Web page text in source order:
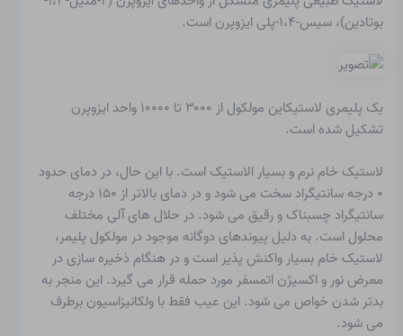
بوتادین)، سیس-۱،۴-پلی ایزوپرن است.
یک پلیمری لاستیک
این مولکول از ۳۰۰۰ تا ۱۰۰۰۰ واحد ایزوپرن
تشکیل شده است.
لاستیک خام نرم و بسیار الاستیک است. با این حال، در دمای حدود
۰ درجه سانتیگراد سخت می شود و در دمای بالاتر از ۱۵۰ درجه
سانتیگراد چسبناک و رقیق می شود. در حلال های آلی مختلف
محلول است. به دلیل پیوندهای دوگانه موجود در مولکول پلیمر،
لاستیک خام بسیار واکنش پذیر است و در هنگام ذخیره سازی در
معرض نور و اکسیژن اتمسفر مورد حمله قرار می گیرد. این منجر به
بدتر شدن خواص می شود. این عیب فقط با ولکانیزاسیون برطرف
می شود.